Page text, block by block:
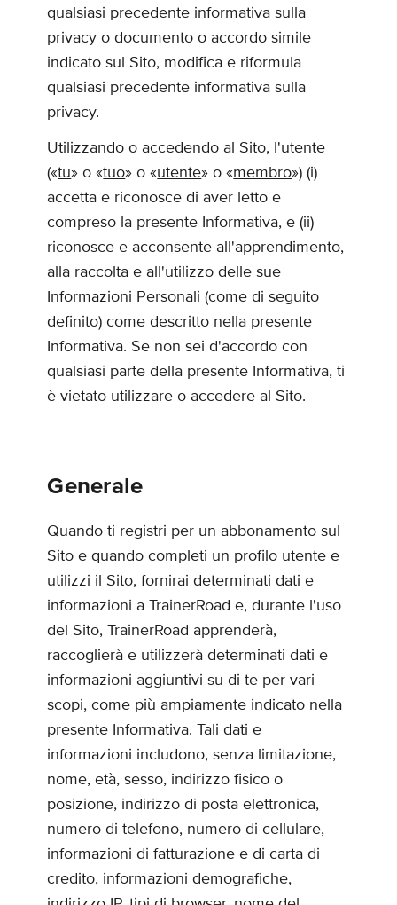
qualsiasi precedente informativa sulla
privacy o documento o accordo simile
indicato sul Sito, modifica e riformula
qualsiasi precedente informativa sulla
privacy.
Utilizzando o accedendo al Sito, l'utente
(«tu» o «tuo» o «utente» o «membro») (i)
accetta e riconosce di aver letto e
compreso la presente Informativa, e (ii)
riconosce e acconsente all'apprendimento,
alla raccolta e all'utilizzo delle sue
Informazioni Personali (come di seguito
definito) come descritto nella presente
Informativa. Se non sei d'accordo con
qualsiasi parte della presente Informativa, ti
è vietato utilizzare o accedere al Sito.
Generale
Quando ti registri per un abbonamento sul
Sito e quando completi un profilo utente e
utilizzi il Sito, fornirai determinati dati e
informazioni a TrainerRoad e, durante l'uso
del Sito, TrainerRoad apprenderà,
raccoglierà e utilizzerà determinati dati e
informazioni aggiuntivi su di te per vari
scopi, come più ampiamente indicato nella
presente Informativa. Tali dati e
informazioni includono, senza limitazione,
nome, età, sesso, indirizzo fisico o
posizione, indirizzo di posta elettronica,
numero di telefono, numero di cellulare,
informazioni di fatturazione e di carta di
credito, informazioni demografiche,